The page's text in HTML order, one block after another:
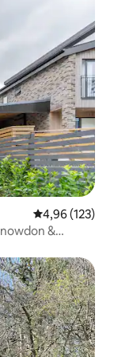
Средна
4,96 (123)
&